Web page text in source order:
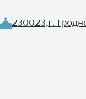
230023,г.